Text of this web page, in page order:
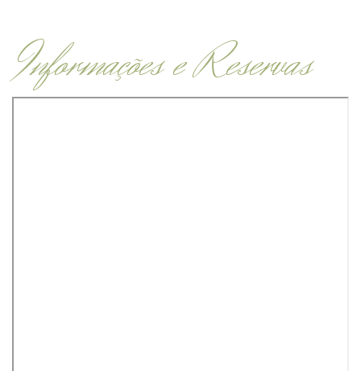
Informações e Reservas